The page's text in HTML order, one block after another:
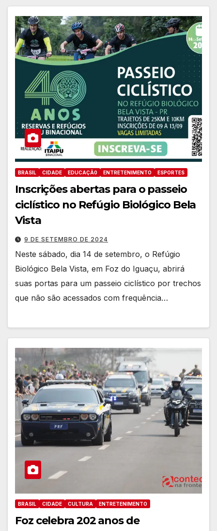
BRASIL CIDADE EDUCAÇÃ0 ENTRETENIMENTO ESPORTES
Inscrições abertas para o passeio
ciclístico no Refúgio Biológico Bela
Vista
9 DE SETEMBRO DE 2024
Neste sábado, dia 14 de setembro, o Refúgio
Biológico Bela Vista, em Foz do Iguaçu, abrirá
suas portas para um passeio ciclístico por trechos
que não são acessados com frequência…
BRASIL CIDADE CULTURA ENTRETENIMENTO
Foz celebra 202 anos de